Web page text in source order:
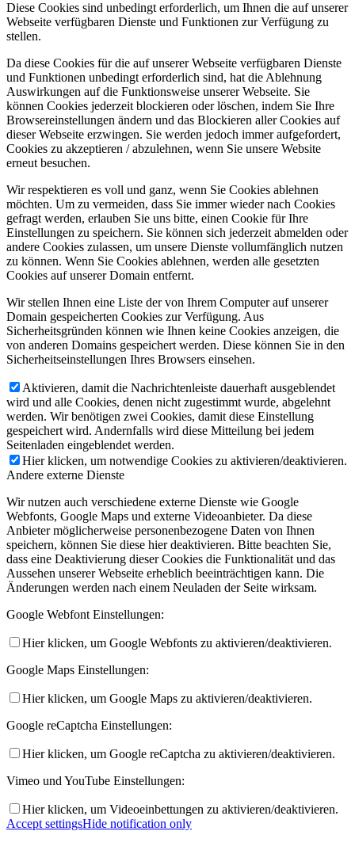
Diese Cookies sind unbedingt erforderlich, um Ihnen die auf unserer
Webseite verfügbaren Dienste und Funktionen zur Verfügung zu
stellen.
Da diese Cookies für die auf unserer Webseite verfügbaren Dienste
und Funktionen unbedingt erforderlich sind, hat die Ablehnung
Auswirkungen auf die Funktionsweise unserer Webseite. Sie
können Cookies jederzeit blockieren oder löschen, indem Sie Ihre
Browsereinstellungen ändern und das Blockieren aller Cookies auf
dieser Webseite erzwingen. Sie werden jedoch immer aufgefordert,
Cookies zu akzeptieren / abzulehnen, wenn Sie unsere Website
erneut besuchen.
Wir respektieren es voll und ganz, wenn Sie Cookies ablehnen
möchten. Um zu vermeiden, dass Sie immer wieder nach Cookies
gefragt werden, erlauben Sie uns bitte, einen Cookie für Ihre
Einstellungen zu speichern. Sie können sich jederzeit abmelden oder
andere Cookies zulassen, um unsere Dienste vollumfänglich nutzen
zu können. Wenn Sie Cookies ablehnen, werden alle gesetzten
Cookies auf unserer Domain entfernt.
Wir stellen Ihnen eine Liste der von Ihrem Computer auf unserer
Domain gespeicherten Cookies zur Verfügung. Aus
Sicherheitsgründen können wie Ihnen keine Cookies anzeigen, die
von anderen Domains gespeichert werden. Diese können Sie in den
Sicherheitseinstellungen Ihres Browsers einsehen.
Aktivieren, damit die Nachrichtenleiste dauerhaft ausgeblendet
wird und alle Cookies, denen nicht zugestimmt wurde, abgelehnt
werden. Wir benötigen zwei Cookies, damit diese Einstellung
gespeichert wird. Andernfalls wird diese Mitteilung bei jedem
Seitenladen eingeblendet werden.
Hier klicken, um notwendige Cookies zu aktivieren/deaktivieren.
Andere externe Dienste
Wir nutzen auch verschiedene externe Dienste wie Google
Webfonts, Google Maps und externe Videoanbieter. Da diese
Anbieter möglicherweise personenbezogene Daten von Ihnen
speichern, können Sie diese hier deaktivieren. Bitte beachten Sie,
dass eine Deaktivierung dieser Cookies die Funktionalität und das
Aussehen unserer Webseite erheblich beeinträchtigen kann. Die
Änderungen werden nach einem Neuladen der Seite wirksam.
Google Webfont Einstellungen:
Hier klicken, um Google Webfonts zu aktivieren/deaktivieren.
Google Maps Einstellungen:
Hier klicken, um Google Maps zu aktivieren/deaktivieren.
Google reCaptcha Einstellungen:
Hier klicken, um Google reCaptcha zu aktivieren/deaktivieren.
Vimeo und YouTube Einstellungen:
Hier klicken, um Videoeinbettungen zu aktivieren/deaktivieren.
Accept settingsHide notification only